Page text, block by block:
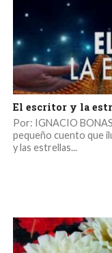
El escritor y la
Por: IGNACIO
pequeño cuento que
y las estrellas...